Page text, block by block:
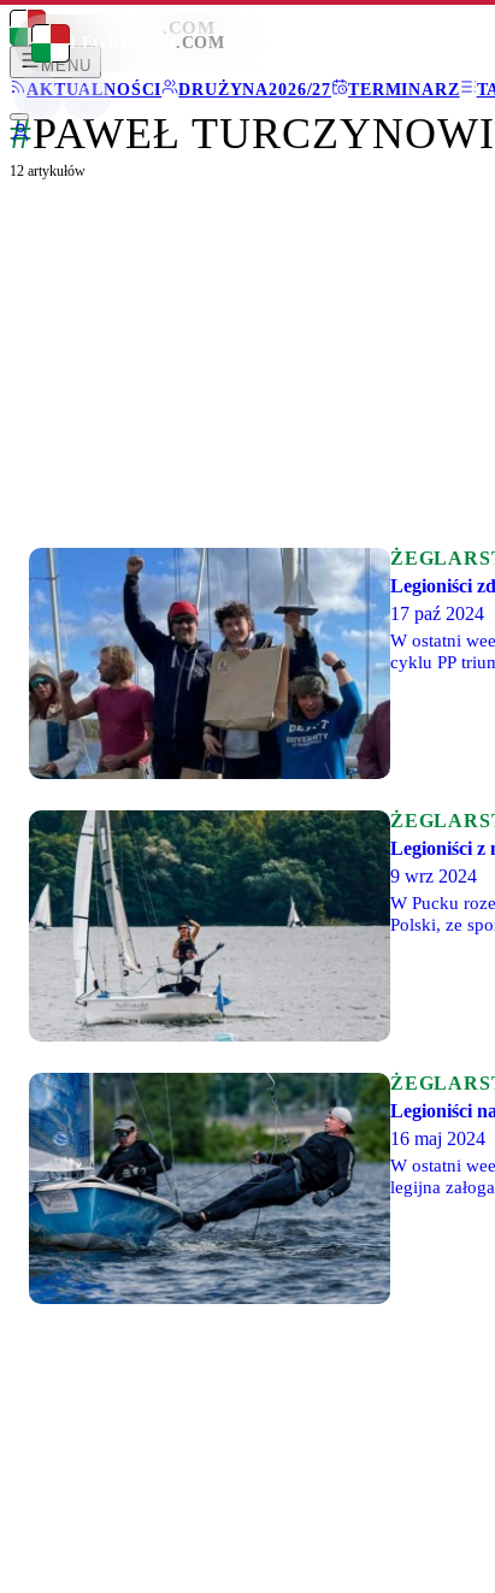
LEGIONISCI .COM
MENU
AKTUALNOŚCI
DRUŻYNA2026/27 TERMINARZ
LEGIONISCI .COM
#PAWEŁ
12 artykułów
Legioniści
17 paź 2024
W ostatni
cyklu PP
Legioniści z
9 wrz 2024
W Pucku
Polski, ze
Legioniści
16 maj 2024
W ostatni
legijna